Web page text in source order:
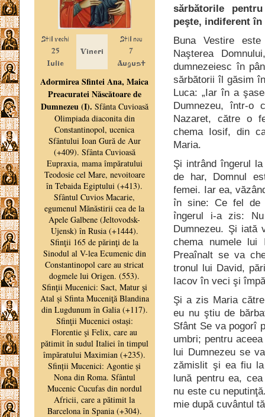
sărbătorile
peşte, indiferent
Buna Vestire
Naşterea
dumnezeiesc în
sărbătorii îl găsim
Luca: „Iar în a
Dumnezeu, într-o
Nazaret, către o
chema Iosif, din
Maria.
Şi intrând îngerul
de har, Domnul
femei. Iar ea,
în sine: Ce fel de
îngerul i-a zis:
Dumnezeu. Şi
chema numele
Preaînalt se va
tronul lui David,
Iacov în veci şi
Şi a zis Maria
eu nu ştiu de
Sfânt Se va pogorî
umbri; pentru
lui Dumnezeu se
zămislit şi ea fiu
lună pentru ea,
nu este cu
mie după cuvântul